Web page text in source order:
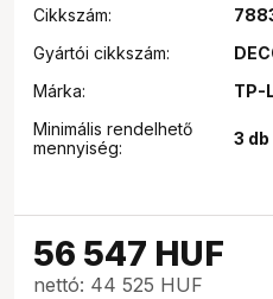
Cikkszám:
Gyártói cikkszám:
Márka:
TP-
Minimális rendelhető
mennyiség:
3 db
56 547 HUF
nettó: 44 525 HUF